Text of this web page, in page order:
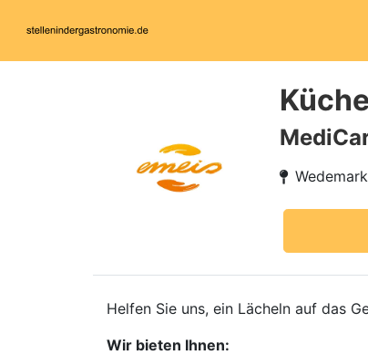
Wedemark
Helfen Sie uns, ein Lächeln auf das
Wir bieten Ihnen: